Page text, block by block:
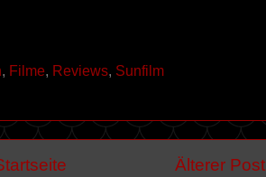
, Filme, Reviews, Sunfilm
Älterer Post